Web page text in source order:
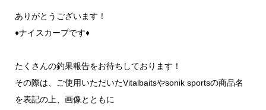
ありがとうございます！
♦ナイスカープです♦
たくさんの釣果報告をお待ちしております！
その際は、ご使用いただいたVitalbaitsやsonik sportsの商品名
を表記の上、画像とともに